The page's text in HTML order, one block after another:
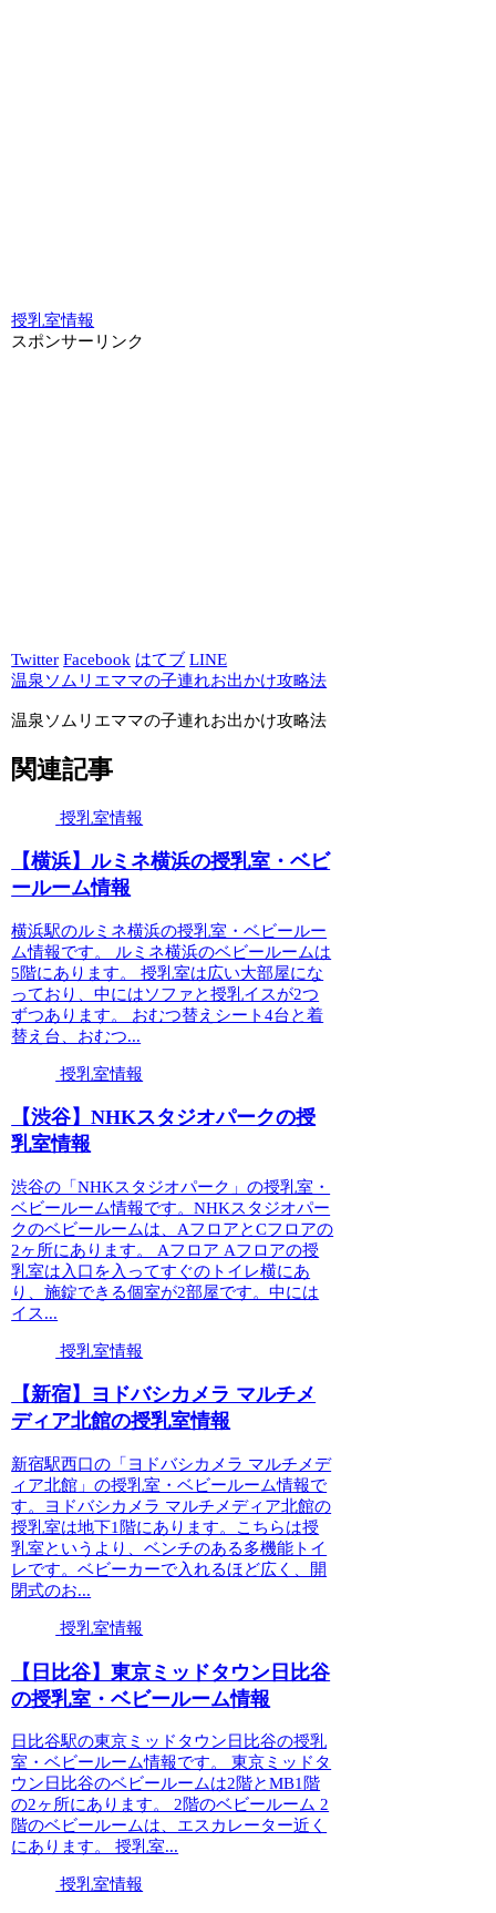
授乳室情報
スポンサーリンク
Twitter Facebook はてブ LINE
温泉ソムリエママの子連れお出かけ攻略法
温泉ソムリエママの子連れお出かけ攻略法
関連記事
授乳室情報
【横浜】ルミネ横浜の授乳室・ベビ
ールーム情報
横浜駅のルミネ横浜の授乳室・ベビールー
ム情報です。 ルミネ横浜のベビールームは
5階にあります。 授乳室は広い大部屋にな
っており、中にはソファと授乳イスが2つ
ずつあります。 おむつ替えシート4台と着
替え台、おむつ...
授乳室情報
【渋谷】NHKスタジオパークの授
乳室情報
渋谷の「NHKスタジオパーク」の授乳室・
ベビールーム情報です。NHKスタジオパー
クのベビールームは、AフロアとCフロアの
2ヶ所にあります。 Aフロア Aフロアの授
乳室は入口を入ってすぐのトイレ横にあ
り、施錠できる個室が2部屋です。中には
イス...
授乳室情報
【新宿】ヨドバシカメラ マルチメ
ディア北館の授乳室情報
新宿駅西口の「ヨドバシカメラ マルチメデ
ィア北館」の授乳室・ベビールーム情報で
す。ヨドバシカメラ マルチメディア北館の
授乳室は地下1階にあります。こちらは授
乳室というより、ベンチのある多機能トイ
レです。ベビーカーで入れるほど広く、開
閉式のお...
授乳室情報
【日比谷】東京ミッドタウン日比谷
の授乳室・ベビールーム情報
日比谷駅の東京ミッドタウン日比谷の授乳
室・ベビールーム情報です。 東京ミッドタ
ウン日比谷のベビールームは2階とMB1階
の2ヶ所にあります。 2階のベビールーム 2
階のベビールームは、エスカレーター近く
にあります。 授乳室...
授乳室情報